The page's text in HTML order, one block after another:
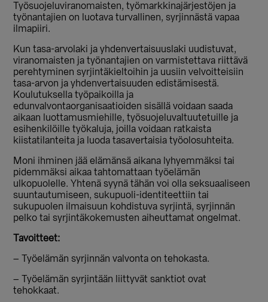
Työsuojeluviranomaisten, työmarkkinajärjestöjen ja
työnantajien on luotava turvallinen, syrjinnästä vapaa
ilmapiiri.
Kun tasa-arvolaki ja yhdenvertaisuuslaki uudistuvat,
viranomaisten ja työnantajien on varmistettava riittävä
perehtyminen syrjintäkieltoihin ja uusiin velvoitteisiin
tasa-arvon ja yhdenvertaisuuden edistämisestä.
Koulutuksella työpaikoilla ja
edunvalvontaorganisaatioiden sisällä voidaan saada
aikaan luottamusmiehille, työsuojeluvaltuutetuille ja
esihenkilöille työkaluja, joilla voidaan ratkaista
kiistatilanteita ja luoda tasavertaisia työolosuhteita.
Moni ihminen jää elämänsä aikana lyhyemmäksi tai
pidemmäksi aikaa tahtomattaan työelämän
ulkopuolelle. Yhtenä syynä tähän voi olla seksuaaliseen
suuntautumiseen, sukupuoli-identiteettiin tai
sukupuolen ilmaisuun kohdistuva syrjintä, syrjinnän
pelko tai syrjintäkokemusten aiheuttamat ongelmat.
Tavoitteet:
– Työelämän syrjinnän valvonta on tehokasta.
– Työelämän syrjintään liittyvät sanktiot ovat
tehokkaat.